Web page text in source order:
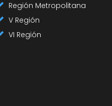
Región Metropolitana
V Región
VI Región